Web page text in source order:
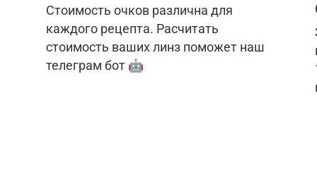
Стоимость очков различна для
каждого рецепта. Расчитать
стоимость ваших линз поможет наш
телеграм бот 🤖